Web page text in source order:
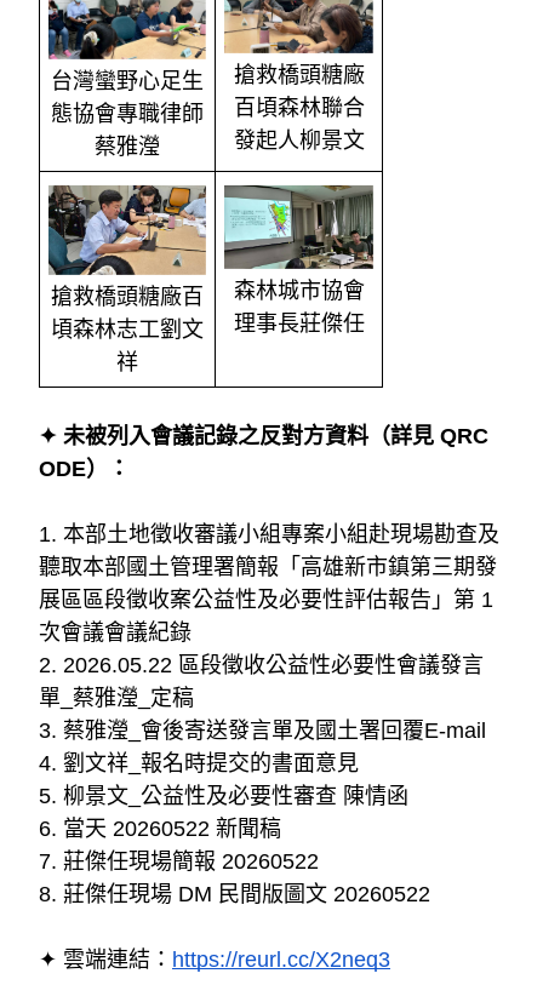
台灣蠻野心足生
態協會專職律師
蔡雅瀅
搶救橋頭糖廠
百頃森林聯合
發起人柳景文
搶救橋頭糖廠百
頃森林志工劉文
祥
森林城市協會
理事長莊傑任
✦ 未被列入會議記錄之反對方資料（詳見 QRC
ODE）：
1. 本部土地徵收審議小組專案小組赴現場勘查及
聽取本部國土管理署簡報「高雄新市鎮第三期發
展區區段徵收案公益性及必要性評估報告」第 1
次會議會議紀錄
2. 2026.05.22 區段徵收公益性必要性會議發言
單_蔡雅瀅_定稿
3. 蔡雅瀅_會後寄送發言單及國土署回覆E-mail
4. 劉文祥_報名時提交的書面意見
5. 柳景文_公益性及必要性審查 陳情函
6. 當天 20260522 新聞稿
7. 莊傑任現場簡報 20260522
8. 莊傑任現場 DM 民間版圖文 20260522
✦ 雲端連結： https://reurl.cc/X2neq3